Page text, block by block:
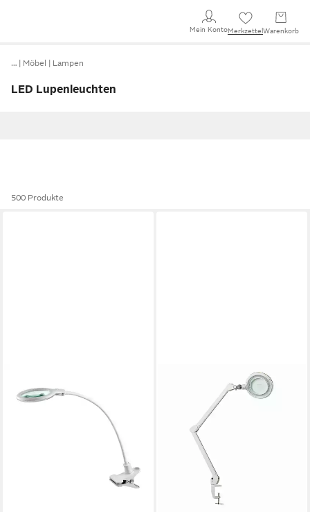
Mein KontoMerkzettel Warenkorb
… Möbel Lampen
LED Lupenleuchten
500 Produkte